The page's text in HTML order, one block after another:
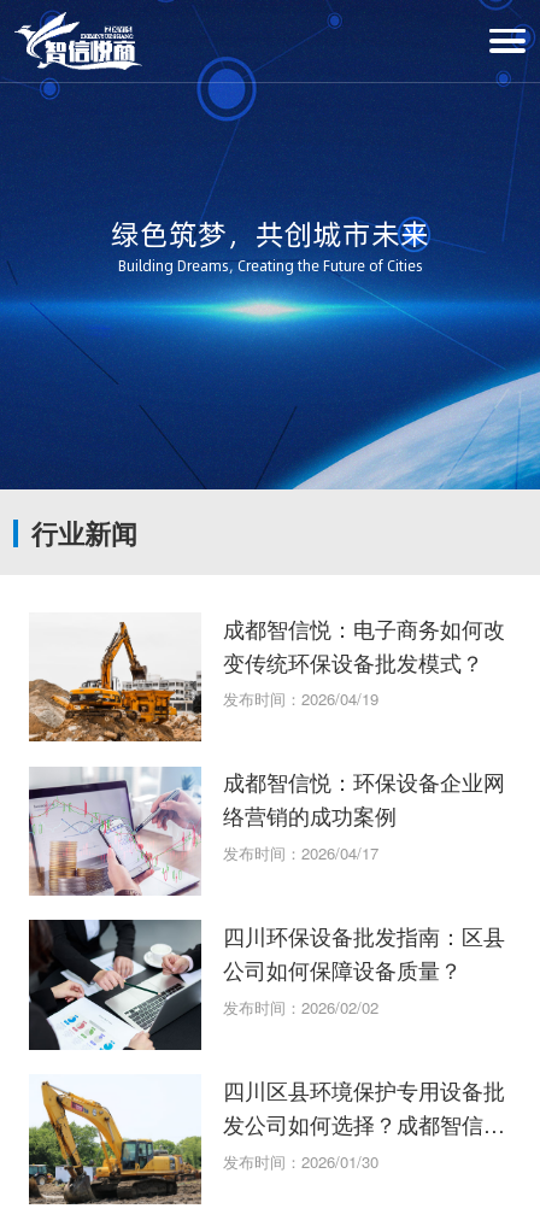
绿色筑梦，共创城市未来
Building Dreams, Creating the Future of Cities
行业新闻
成都智信悦：电子商务如何改
变传统环保设备批发模式？
发布时间：2026/04/19
成都智信悦：环保设备企业网
络营销的成功案例
发布时间：2026/04/17
四川环保设备批发指南：区县
公司如何保障设备质量？
发布时间：2026/02/02
四川区县环境保护专用设备批
发公司如何选择？成都智信悦
电子商务有限公司全解析
发布时间：2026/01/30